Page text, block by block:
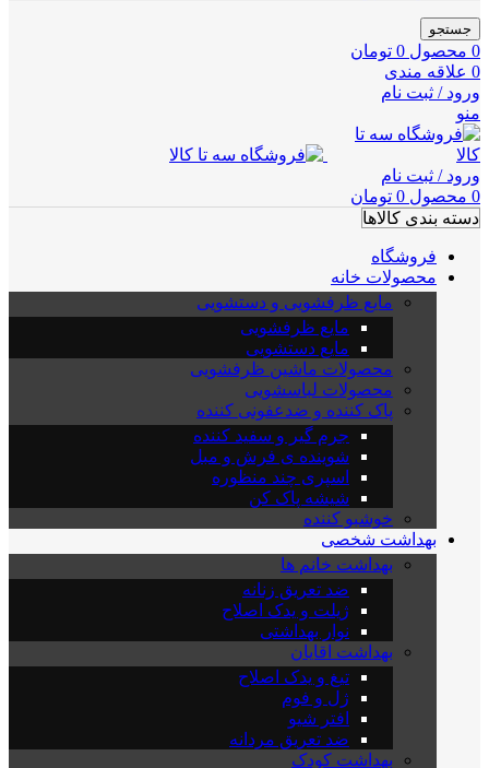
جستجو
0 محصول 0 تومان
0 علاقه مندی
ورود / ثبت نام
منو
ورود / ثبت نام
0 محصول 0 تومان
دسته بندی کالاها
فروشگاه
محصولات خانه
مایع ظرفشویی و دستشویی
مایع ظرفشویی
مایع دستشویی
محصولات ماشین ظرفشویی
محصولات لباسشویی
پاک کننده و ضدعفونی کننده
جرم گیر و سفید کننده
شوینده ی فرش و مبل
اسپری چند منظوره
شیشه پاک کن
خوشبو کننده
بهداشت شخصی
بهداشت خانم ها
ضد تعریق زنانه
ژیلت و یدک اصلاح
نوار بهداشتی
بهداشت اقایان
تیغ و یدک اصلاح
ژل و فوم
افتر شیو
ضد تعریق مردانه
بهداشت کودک